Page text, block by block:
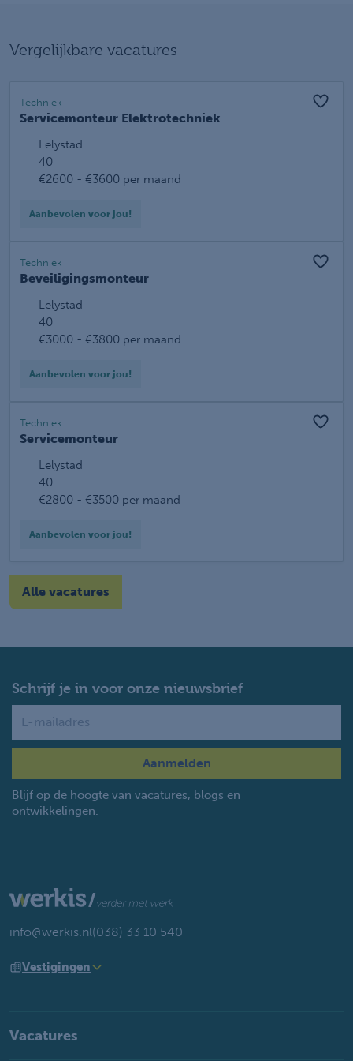
Vergelijkbare vacatures
Techniek
Servicemonteur Elektrotechniek
Lelystad
40
€2600 - €3600 per maand
Aanbevolen voor jou!
Techniek
Beveiligingsmonteur
Lelystad
40
€3000 - €3800 per maand
Aanbevolen voor jou!
Techniek
Servicemonteur
Lelystad
40
€2800 - €3500 per maand
Aanbevolen voor jou!
Alle vacatures
Schrijf je in voor onze nieuwsbrief
Blijf op de hoogte van vacatures, blogs en
ontwikkelingen.
info@werkis.nl(038) 33 10 540
Vestigingen
Vacatures